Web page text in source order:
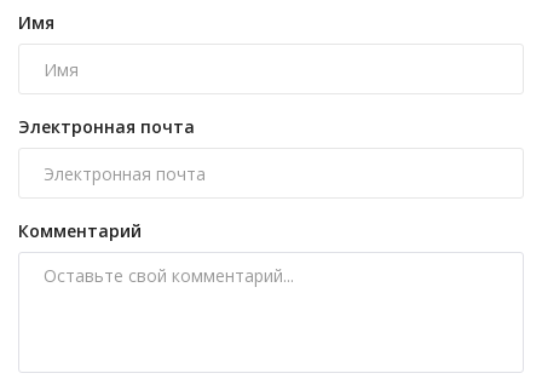
Имя
Электронная почта
Комментарий